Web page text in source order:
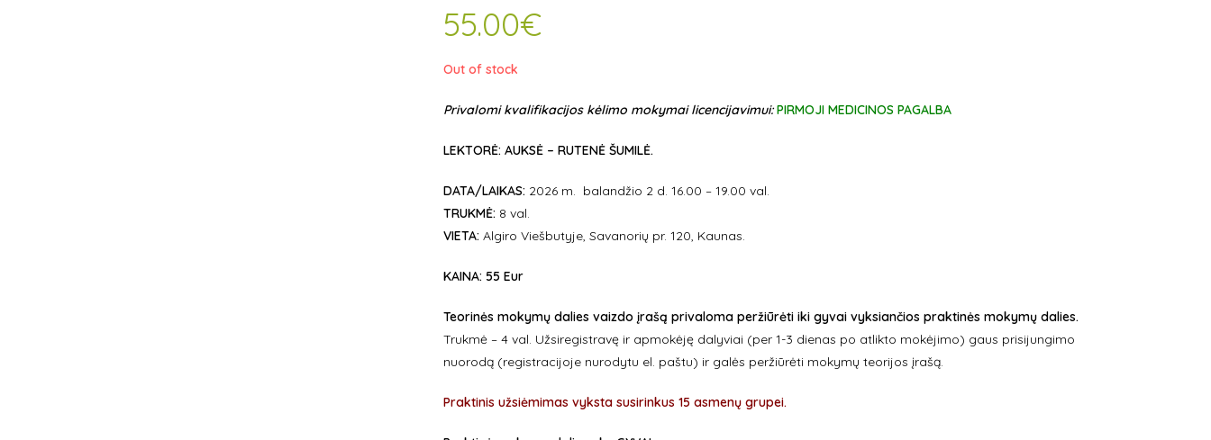
55.00€
Out of stock
Privalomi kvalifikacijos kėlimo mokymai licencijavimui:PIRMOJI MEDICINOS PAGALBA
LEKTORĖ: AUKSĖ – RUTENĖ ŠUMILĖ.
DATA/LAIKAS: 2026 m. balandžio 2 d. 16.00 – 19.00 val.
TRUKMĖ: 8 val.
VIETA: Algiro Viešbutyje, Savanorių pr. 120, Kaunas.
KAINA: 55 Eur
Teorinės mokymų dalies vaizdo įrašą privaloma peržiūrėti iki gyvai vyksiančios praktinės mokymų dalies.
Trukmė – 4 val. Užsiregistravę ir apmokėję dalyviai (per 1-3 dienas po atlikto mokėjimo) gaus prisijungimo
nuorodą (registracijoje nurodytu el. paštu) ir galės peržiūrėti mokymų teorijos įrašą.
Praktinis užsiėmimas vyksta susirinkus 15 asmenų grupei.